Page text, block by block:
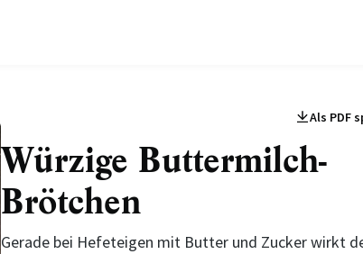
Als PDF
Würzige Buttermilch-
Brötchen
Gerade bei Hefeteigen mit Butter und Zucker wirkt